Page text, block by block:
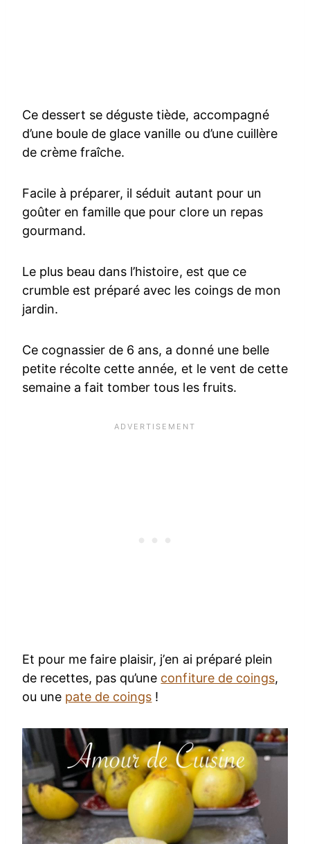
Ce dessert se déguste tiède, accompagné
d’une boule de glace vanille ou d’une cuillère
de crème fraîche.
Facile à préparer, il séduit autant pour un
goûter en famille que pour clore un repas
gourmand.
Le plus beau dans l’histoire, est que ce
crumble est préparé avec les coings de mon
jardin.
Ce cognassier de 6 ans, a donné une belle
petite récolte cette année, et le vent de cette
semaine a fait tomber tous les fruits.
Et pour me faire plaisir, j’en ai préparé plein
de recettes, pas qu’une confiture de coings,
ou une pate de coings !